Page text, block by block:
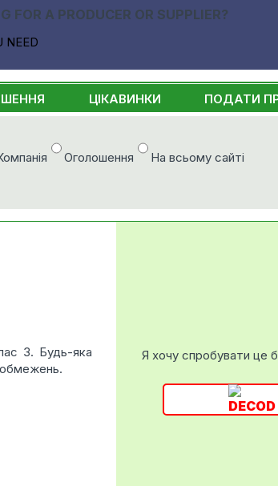
FOR A PRODUCER OR SUPPLIER?
NEED
ЦІКАВИНКИ ПОДАТИ
Оголошення На всьому сайті
3. Будь-яка
обмежень.
Я хочу спробувати це